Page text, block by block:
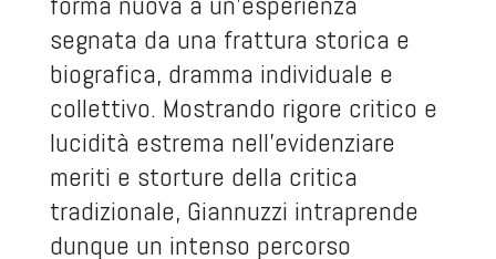
segnata da una frattura storica e
biografica, dramma individuale e
collettivo. Mostrando rigore critico e
lucidità estrema nell’evidenziare
meriti e storture della critica
tradizionale, Giannuzzi intraprende
dunque un intenso percorso